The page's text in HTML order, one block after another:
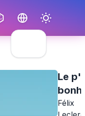
Le
Félix